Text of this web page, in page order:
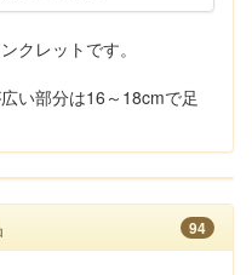
クレットです。
い部分は16～18cmで足
94